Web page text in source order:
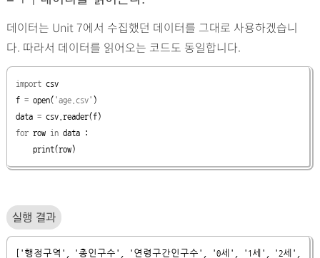
데이터는 Unit 7에서 수집했던 데이터를 그대로 사용하겠습니
다. 따라서 데이터를 읽어오는 코드도 동일합니다.
import csv
f = open( 'age.csv' )
data =
for row in data :
print(row)
실행 결과
['행정구역', '총인구수', '연령구간인구수', '0세', '1세', '2세',